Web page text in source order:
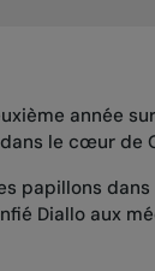
année
le cœur de
papillons
Diallo aux